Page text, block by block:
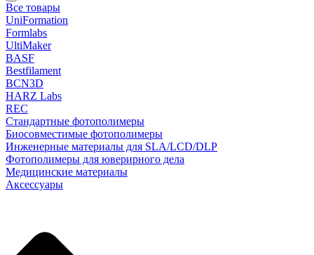
Все товары
UniFormation
Formlabs
UltiMaker
BASF
Bestfilament
BCN3D
HARZ Labs
REC
Стандартные фотополимеры
Биосовместимые фотополимеры
Инженерные материалы для SLA/LCD/DLP
Фотополимеры для юверирного дела
Медицинские материалы
Аксессуары